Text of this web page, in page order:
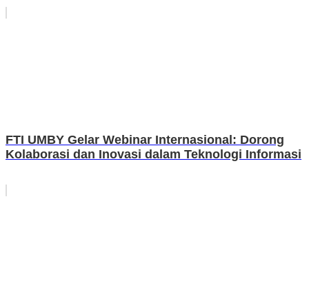
FTI UMBY Gelar Webinar Internasional: Dorong
Kolaborasi dan Inovasi dalam Teknologi Informasi